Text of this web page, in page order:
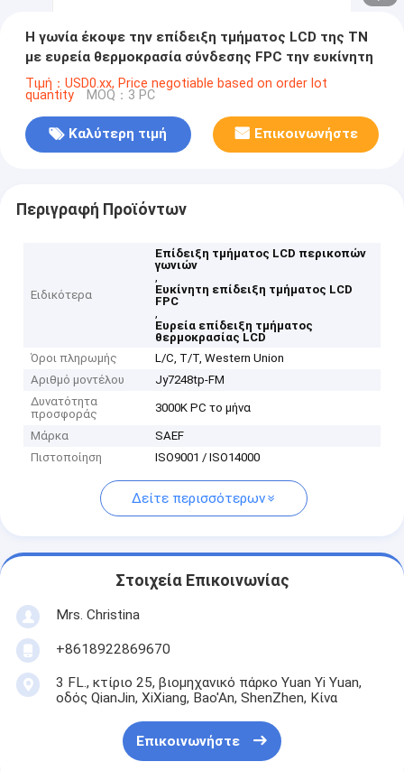
Η γωνία έκοψε την επίδειξη τμήματος LCD της TN
με ευρεία θερμοκρασία σύνδεσης FPC την ευκίνητη
Τιμή：USD0.xx, Price negotiable based on order lot
quantity MOQ：3 PC
Καλύτερη τιμή Επικοινωνήστε
Περιγραφή Προϊόντων
Ειδικότερα
Επίδειξη τμήματος LCD περικοπών
γωνιών
,
Ευκίνητη επίδειξη τμήματος LCD
FPC
,
Ευρεία επίδειξη τμήματος
θερμοκρασίας LCD
Όροι πληρωμής
L/C, T/T, Western Union
Αριθμό μοντέλου
Jy7248tp-FM
Δυνατότητα
προσφοράς
3000K PC το μήνα
Μάρκα
SAEF
Πιστοποίηση
ISO9001 / ISO14000
Δείτε περισσότερων
Στοιχεία Επικοινωνίας
Mrs. Christina
+8618922869670
3 FL., κτίριο 25, βιομηχανικό πάρκο Yuan Yi Yuan,
οδός QianJin, XiXiang, Bao'An, ShenZhen, Κίνα
Επικοινωνήστε